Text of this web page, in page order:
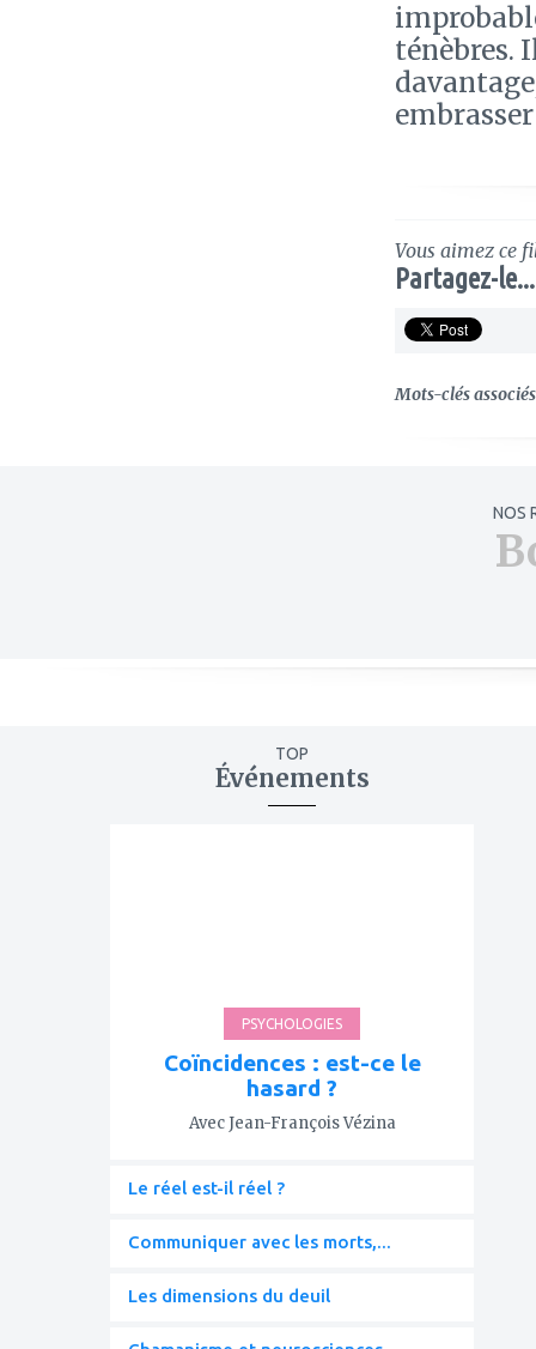
ténèbres.
Vous aimez ce
Partagez-le...
Mots-clés
NOS
TOP
Événements
PSYCHOLOGIES
Coïncidences : est-ce le
hasard ?
Avec Jean-François Vézina
Le réel est-il réel ?
Communiquer avec les morts,...
Les dimensions du deuil